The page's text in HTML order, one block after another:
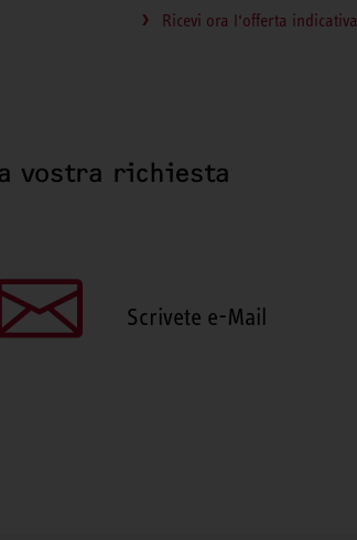
Ricevi ora l‘offerta indicativa
vostra richiesta
Scrivete e-Mail